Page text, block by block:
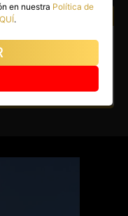
Linda
Logroño.
en nuestra Política de
.